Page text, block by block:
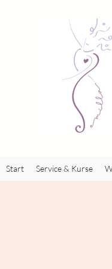
Start Service & Kurse